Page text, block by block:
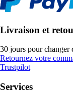
Livraison et
30 jours pour changer
Retournez votre
Trustpilot
Services